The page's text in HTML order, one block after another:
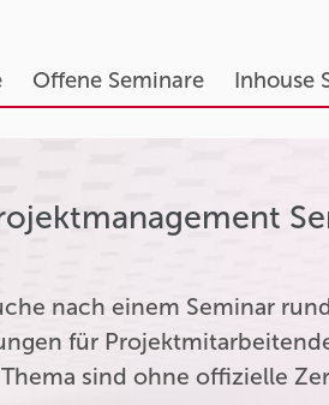
Offene Seminare Inhouse
nach einem Seminar
für
sind ohne offizielle